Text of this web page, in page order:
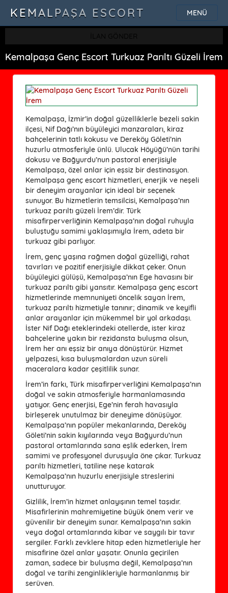
MENÜ
KEMALPAŞA ESCORT
Kemalpaşa Genç Escort Turkuaz Parıltı Güzeli İrem
Kemalpaşa, İzmir’in doğal güzelliklerle bezeli sakin
ilçesi, Nif Dağı’nın büyüleyici manzaraları, kiraz
bahçelerinin tatlı kokusu ve Dereköy Göleti’nin
huzurlu atmosferiyle ünlü. Ulucak Höyüğü’nün tarihi
dokusu ve Bağyurdu’nun pastoral enerjisiyle
Kemalpaşa, özel anlar için eşsiz bir destinasyon.
Kemalpaşa genç escort hizmetleri, enerjik ve neşeli
bir deneyim arayanlar için ideal bir seçenek
sunuyor. Bu hizmetlerin temsilcisi, Kemalpaşa’nın
turkuaz parıltı güzeli İrem’dir. Türk
misafirperverliğinin Kemalpaşa’nın doğal ruhuyla
buluştuğu samimi yaklaşımıyla İrem, adeta bir
turkuaz gibi parlıyor.
İrem, genç yaşına rağmen doğal güzelliği, rahat
tavırları ve pozitif enerjisiyle dikkat çeker. Onun
büyüleyici gülüşü, Kemalpaşa’nın Ege havasını bir
turkuaz parıltı gibi yansıtır. Kemalpaşa genç escort
hizmetlerinde memnuniyeti öncelik sayan İrem,
turkuaz parıltı hizmetiyle tanınır; dinamik ve keyifli
anlar arayanlar için mükemmel bir yol arkadaşı.
İster Nif Dağı eteklerindeki otellerde, ister kiraz
bahçelerine yakın bir rezidansta buluşma olsun,
İrem her anı eşsiz bir anıya dönüştürür. Hizmet
yelpazesi, kısa buluşmalardan uzun süreli
maceralara kadar çeşitlilik sunar.
İrem’in farkı, Türk misafirperverliğini Kemalpaşa’nın
doğal ve sakin atmosferiyle harmanlamasında
yatıyor. Genç enerjisi, Ege’nin ferah havasıyla
birleşerek unutulmaz bir deneyime dönüşüyor.
Kemalpaşa’nın popüler mekanlarında, Dereköy
Göleti’nin sakin kıyılarında veya Bağyurdu’nun
pastoral ortamlarında sana eşlik ederken, İrem
samimi ve profesyonel duruşuyla öne çıkar. Turkuaz
parıltı hizmetleri, tatiline neşe katarak
Kemalpaşa’nın huzurlu enerjisiyle streslerini
unutturuyor.
Gizlilik, İrem’in hizmet anlayışının temel taşıdır.
Misafirlerinin mahremiyetine büyük önem verir ve
güvenilir bir deneyim sunar. Kemalpaşa’nın sakin
veya doğal ortamlarında kibar ve saygılı bir tavır
sergiler. Farklı zevklere hitap eden hizmetleriyle her
misafirine özel anlar yaşatır. Onunla geçirilen
zaman, sadece bir buluşma değil, Kemalpaşa’nın
doğal ve tarihi zenginlikleriyle harmanlanmış bir
serüven.